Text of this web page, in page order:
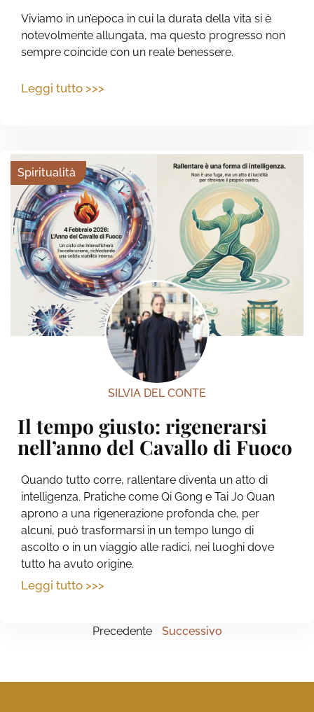
Viviamo in un’epoca in cui la durata della vita si è
notevolmente allungata, ma questo progresso non
sempre coincide con un reale benessere.
Leggi tutto >>>
Spiritualità
SILVIA DEL CONTE
Il tempo giusto: rigenerarsi
nell’anno del Cavallo di Fuoco
Quando tutto corre, rallentare diventa un atto di
intelligenza. Pratiche come Qi Gong e Tai Jo Quan
aprono a una rigenerazione profonda che, per
alcuni, può trasformarsi in un tempo lungo di
ascolto o in un viaggio alle radici, nei luoghi dove
tutto ha avuto origine.
Leggi tutto >>>
Precedente Successivo